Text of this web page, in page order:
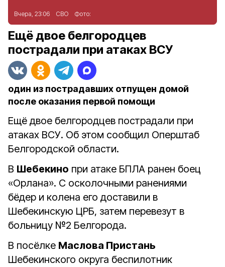
Вчера, 23:06 СВО Фото:
Ещё двое белгородцев
пострадали при атаках ВСУ
один из пострадавших отпущен домой
после оказания первой помощи
Ещё двое белгородцев пострадали при
атаках ВСУ. Об этом сообщил Оперштаб
Белгородской области.
В Шебекино при атаке БПЛА ранен боец
«Орлана». С осколочными ранениями
бёдер и колена его доставили в
Шебекинскую ЦРБ, затем перевезут в
больницу №2 Белгорода.
В посёлке Маслова Пристань
Шебекинского округа беспилотник